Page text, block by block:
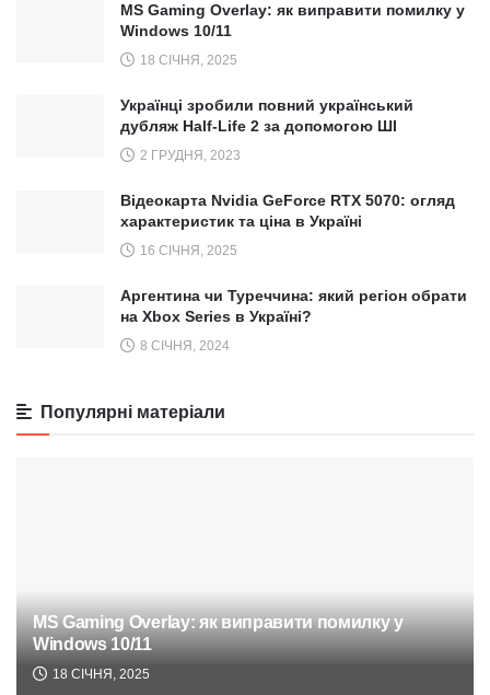
MS Gaming Overlay: як виправити помилку у
Windows 10/11
18 СІЧНЯ, 2025
Українці зробили повний український
дубляж Half-Life 2 за допомогою ШІ
2 ГРУДНЯ, 2023
Відеокарта Nvidia GeForce RTX 5070: огляд
характеристик та ціна в Україні
16 СІЧНЯ, 2025
Аргентина чи Туреччина: який регіон обрати
на Xbox Series в Україні?
8 СІЧНЯ, 2024
Популярні матеріали
MS Gaming Overlay: як виправити помилку у
Windows 10/11
18 СІЧНЯ, 2025